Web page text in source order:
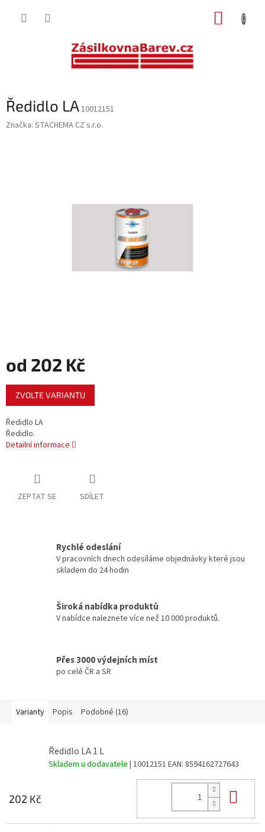
Ředidlo LA10012151
Značka: STACHEMA CZ s.r.o.
od 202 Kč
Měrná
cena:
ZVOLTE VARIANTU
Ředidlo LA
Ředidlo.
Detailní informace
ZEPTAT SE SDÍLET
Rychlé odeslání
V pracovních dnech odesíláme objednávky které jsou
skladem do 24 hodin
Široká nabídka produktů
V nabídce naleznete více než 10 000 produktů.
Přes 3000 výdejních míst
po celé ČR a SR
Varianty Popis Podobné (16)
Ředidlo LA 1 L
Skladem u dodavatele | 10012151 EAN: 8594162727643
202 Kč